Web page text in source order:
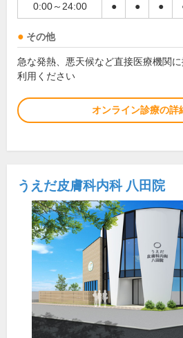
0:00～24:00 ● ● ●
その他
急な発熱、悪天候など直接医療機関
利用ください
オンライン診療の詳
うえだ皮膚科内科 八田院